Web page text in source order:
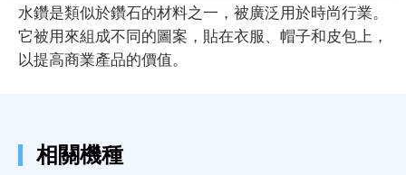
水鑽是類似於鑽石的材料之一，被廣泛用於時尚行業。
它被用來組成不同的圖案，貼在衣服、帽子和皮包上，
以提高商業產品的價值。
相關機種